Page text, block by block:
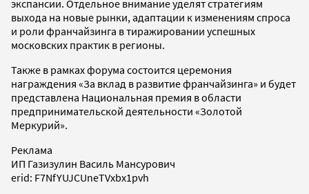
экспансии. Отдельное внимание уделят стратегиям
выхода на новые рынки, адаптации к изменениям спроса
и роли франчайзинга в тиражировании успешных
московских практик в регионы.
Также в рамках форума состоится церемония
награждения «За вклад в развитие франчайзинга» и будет
представлена Национальная премия в области
предпринимательской деятельности «Золотой
Меркурий».
Реклама
ИП Газизулин Василь Мансурович
erid: F7NfYUJCUneTVxbx1pvh